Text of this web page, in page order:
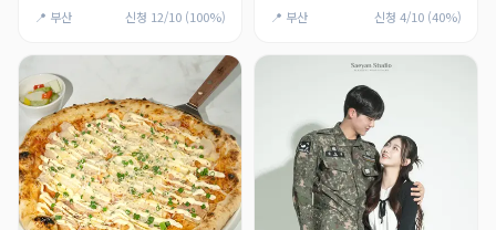
📍 부산 신청 12/10 (100%) 📍 부산 신청 4/10 (40%)